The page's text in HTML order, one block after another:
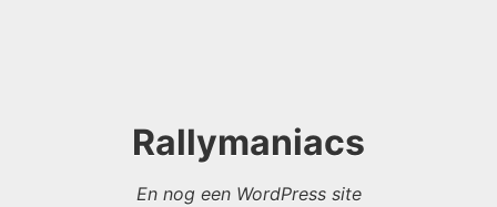
Rallymaniacs
En nog een WordPress site